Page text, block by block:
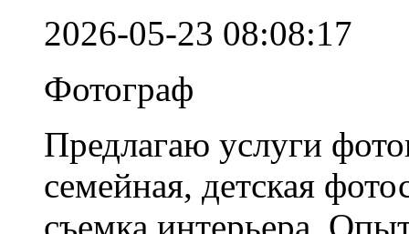
2026-05-23 08:08:17
Фотограф
Предлагаю услуги
семейная, детская